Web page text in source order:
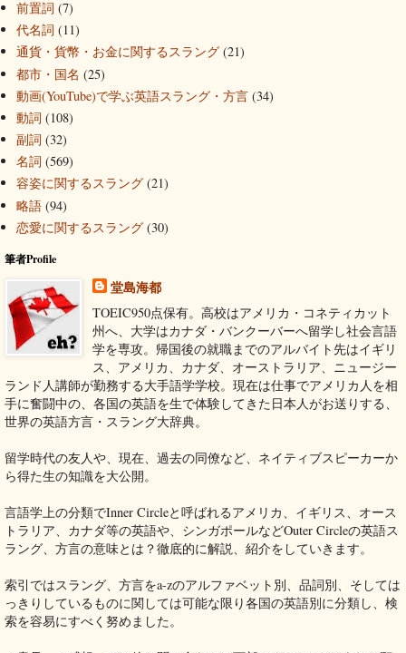
前置詞 (7)
代名詞 (11)
通貨・貨幣・お金に関するスラング (21)
都市・国名 (25)
動画(YouTube)で学ぶ英語スラング・方言 (34)
動詞 (108)
副詞 (32)
名詞 (569)
容姿に関するスラング (21)
略語 (94)
恋愛に関するスラング (30)
筆者Profile
堂島海都
TOEIC950点保有。高校はアメリカ・コネティカット
州へ、大学はカナダ・バンクーバーへ留学し社会言語
学を専攻。帰国後の就職までのアルバイト先はイギリ
ス、アメリカ、カナダ、オーストラリア、ニュージー
ランド人講師が勤務する大手語学学校。現在は仕事でアメリカ人を相
手に奮闘中の、各国の英語を生で体験してきた日本人がお送りする、
世界の英語方言・スラング大辞典。
留学時代の友人や、現在、過去の同僚など、ネイティブスピーカーか
ら得た生の知識を大公開。
言語学上の分類でInner Circleと呼ばれるアメリカ、イギリス、オース
トラリア、カナダ等の英語や、シンガポールなどOuter Circleの英語ス
ラング、方言の意味とは？徹底的に解説、紹介をしていきます。
索引ではスラング、方言をa-zのアルファベット別、品詞別、そしては
っきりしているものに関しては可能な限り各国の英語別に分類し、検
索を容易にすべく努めました。